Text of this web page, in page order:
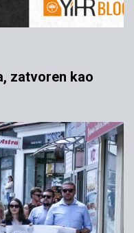
zatvoren kao